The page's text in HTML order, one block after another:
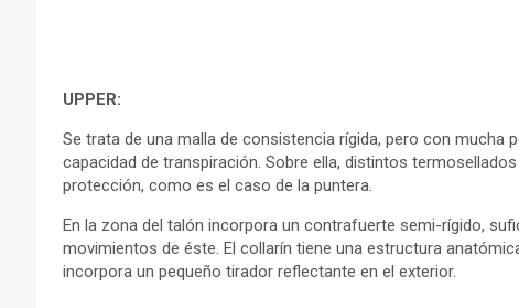
UPPER:
Se trata de una malla de consistencia rígida, pero con
capacidad de transpiración. Sobre ella, distintos
protección, como es el caso de la puntera.
En la zona del talón incorpora un contrafuerte semi-rígido,
movimientos de éste. El collarín tiene una estructura
incorpora un pequeño tirador reflectante en el exterior.